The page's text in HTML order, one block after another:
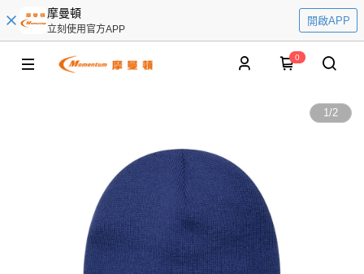
摩曼頓
立刻使用官方APP
開啟APP
0
1/2